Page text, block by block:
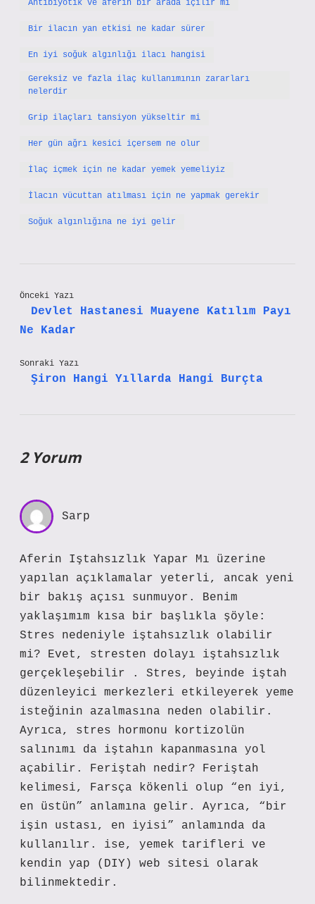
Antibiyotik ve aferin bir arada içilir mi
Bir ilacın yan etkisi ne kadar sürer
En iyi soğuk algınlığı ilacı hangisi
Gereksiz ve fazla ilaç kullanımının zararları
nelerdir
Grip ilaçları tansiyon yükseltir mi
Her gün ağrı kesici içersem ne olur
İlaç içmek için ne kadar yemek yemeliyiz
İlacın vücuttan atılması için ne yapmak gerekir
Soğuk algınlığına ne iyi gelir
Önceki Yazı
Devlet Hastanesi Muayene Katılım Payı
Ne Kadar
Sonraki Yazı
Şiron Hangi Yıllarda Hangi Burçta
2 Yorum
Sarp
Aferin Iştahsızlık Yapar Mı üzerine
yapılan açıklamalar yeterli, ancak yeni
bir bakış açısı sunmuyor. Benim
yaklaşımım kısa bir başlıkla şöyle:
Stres nedeniyle iştahsızlık olabilir
mi? Evet, stresten dolayı iştahsızlık
gerçekleşebilir . Stres, beyinde iştah
düzenleyici merkezleri etkileyerek yeme
isteğinin azalmasına neden olabilir.
Ayrıca, stres hormonu kortizolün
salınımı da iştahın kapanmasına yol
açabilir. Feriştah nedir? Feriştah
kelimesi, Farsça kökenli olup “en iyi,
en üstün” anlamına gelir. Ayrıca, “bir
işin ustası, en iyisi” anlamında da
kullanılır. ise, yemek tarifleri ve
kendin yap (DIY) web sitesi olarak
bilinmektedir.